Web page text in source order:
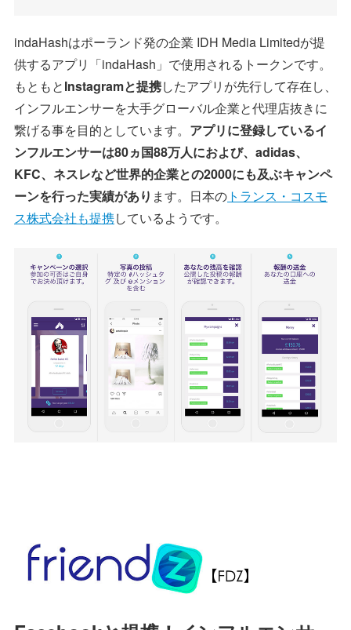
indaHashはポーランド発の企業 IDH Media Limitedが提
供するアプリ「indaHash」で使用されるトークンです。
もともとInstagramと提携したアプリが先行して存在し、
インフルエンサーを大手グローバル企業と代理店抜きに
繋げる事を目的としています。 アプリに登録しているイ
ンフルエンサーは80ヵ国88万人におよび、adidas、
KFC、ネスレなど世界的企業との2000にも及ぶキャンペ
ーンを行った実績があり ます。日本の トランス・コスモ
ス株式会社も提携しているようです。